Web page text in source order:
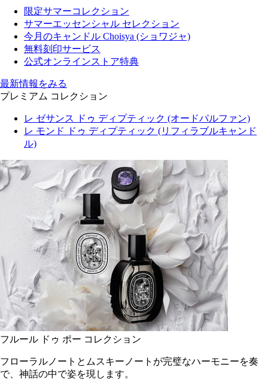
限定サマーコレクション
サマーエッセンシャル セレクション
今月のキャンドル Choisya (ショワジャ)
無料刻印サービス
公式オンラインストア特典
最新情報をみる
プレミアム コレクション
レ ゼサンス ドゥ ディプティック (オードパルファン)
レ モンド ドゥ ディプティック (リフィラブルキャンド
ル)
フルール ドゥ ポー コレクション
フローラルノートとムスキーノートが完璧なハーモニーを奏
で、神話の中で姿を現します。